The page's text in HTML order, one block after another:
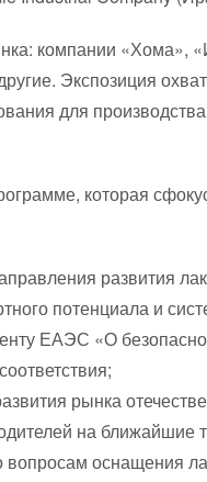
компании «Хома»,
Экспозиция
для
которая
развития
потенциала и
ЕАЭС «О
рынка
на ближайшие
оснащения